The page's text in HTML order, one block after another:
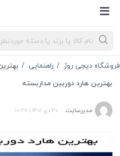
Products
search
فروشگاه دیجی روژ راهنمایی
بهترین هارد دوربین مداربسته
مدیرسایت 30 دی 1401 |
10:27